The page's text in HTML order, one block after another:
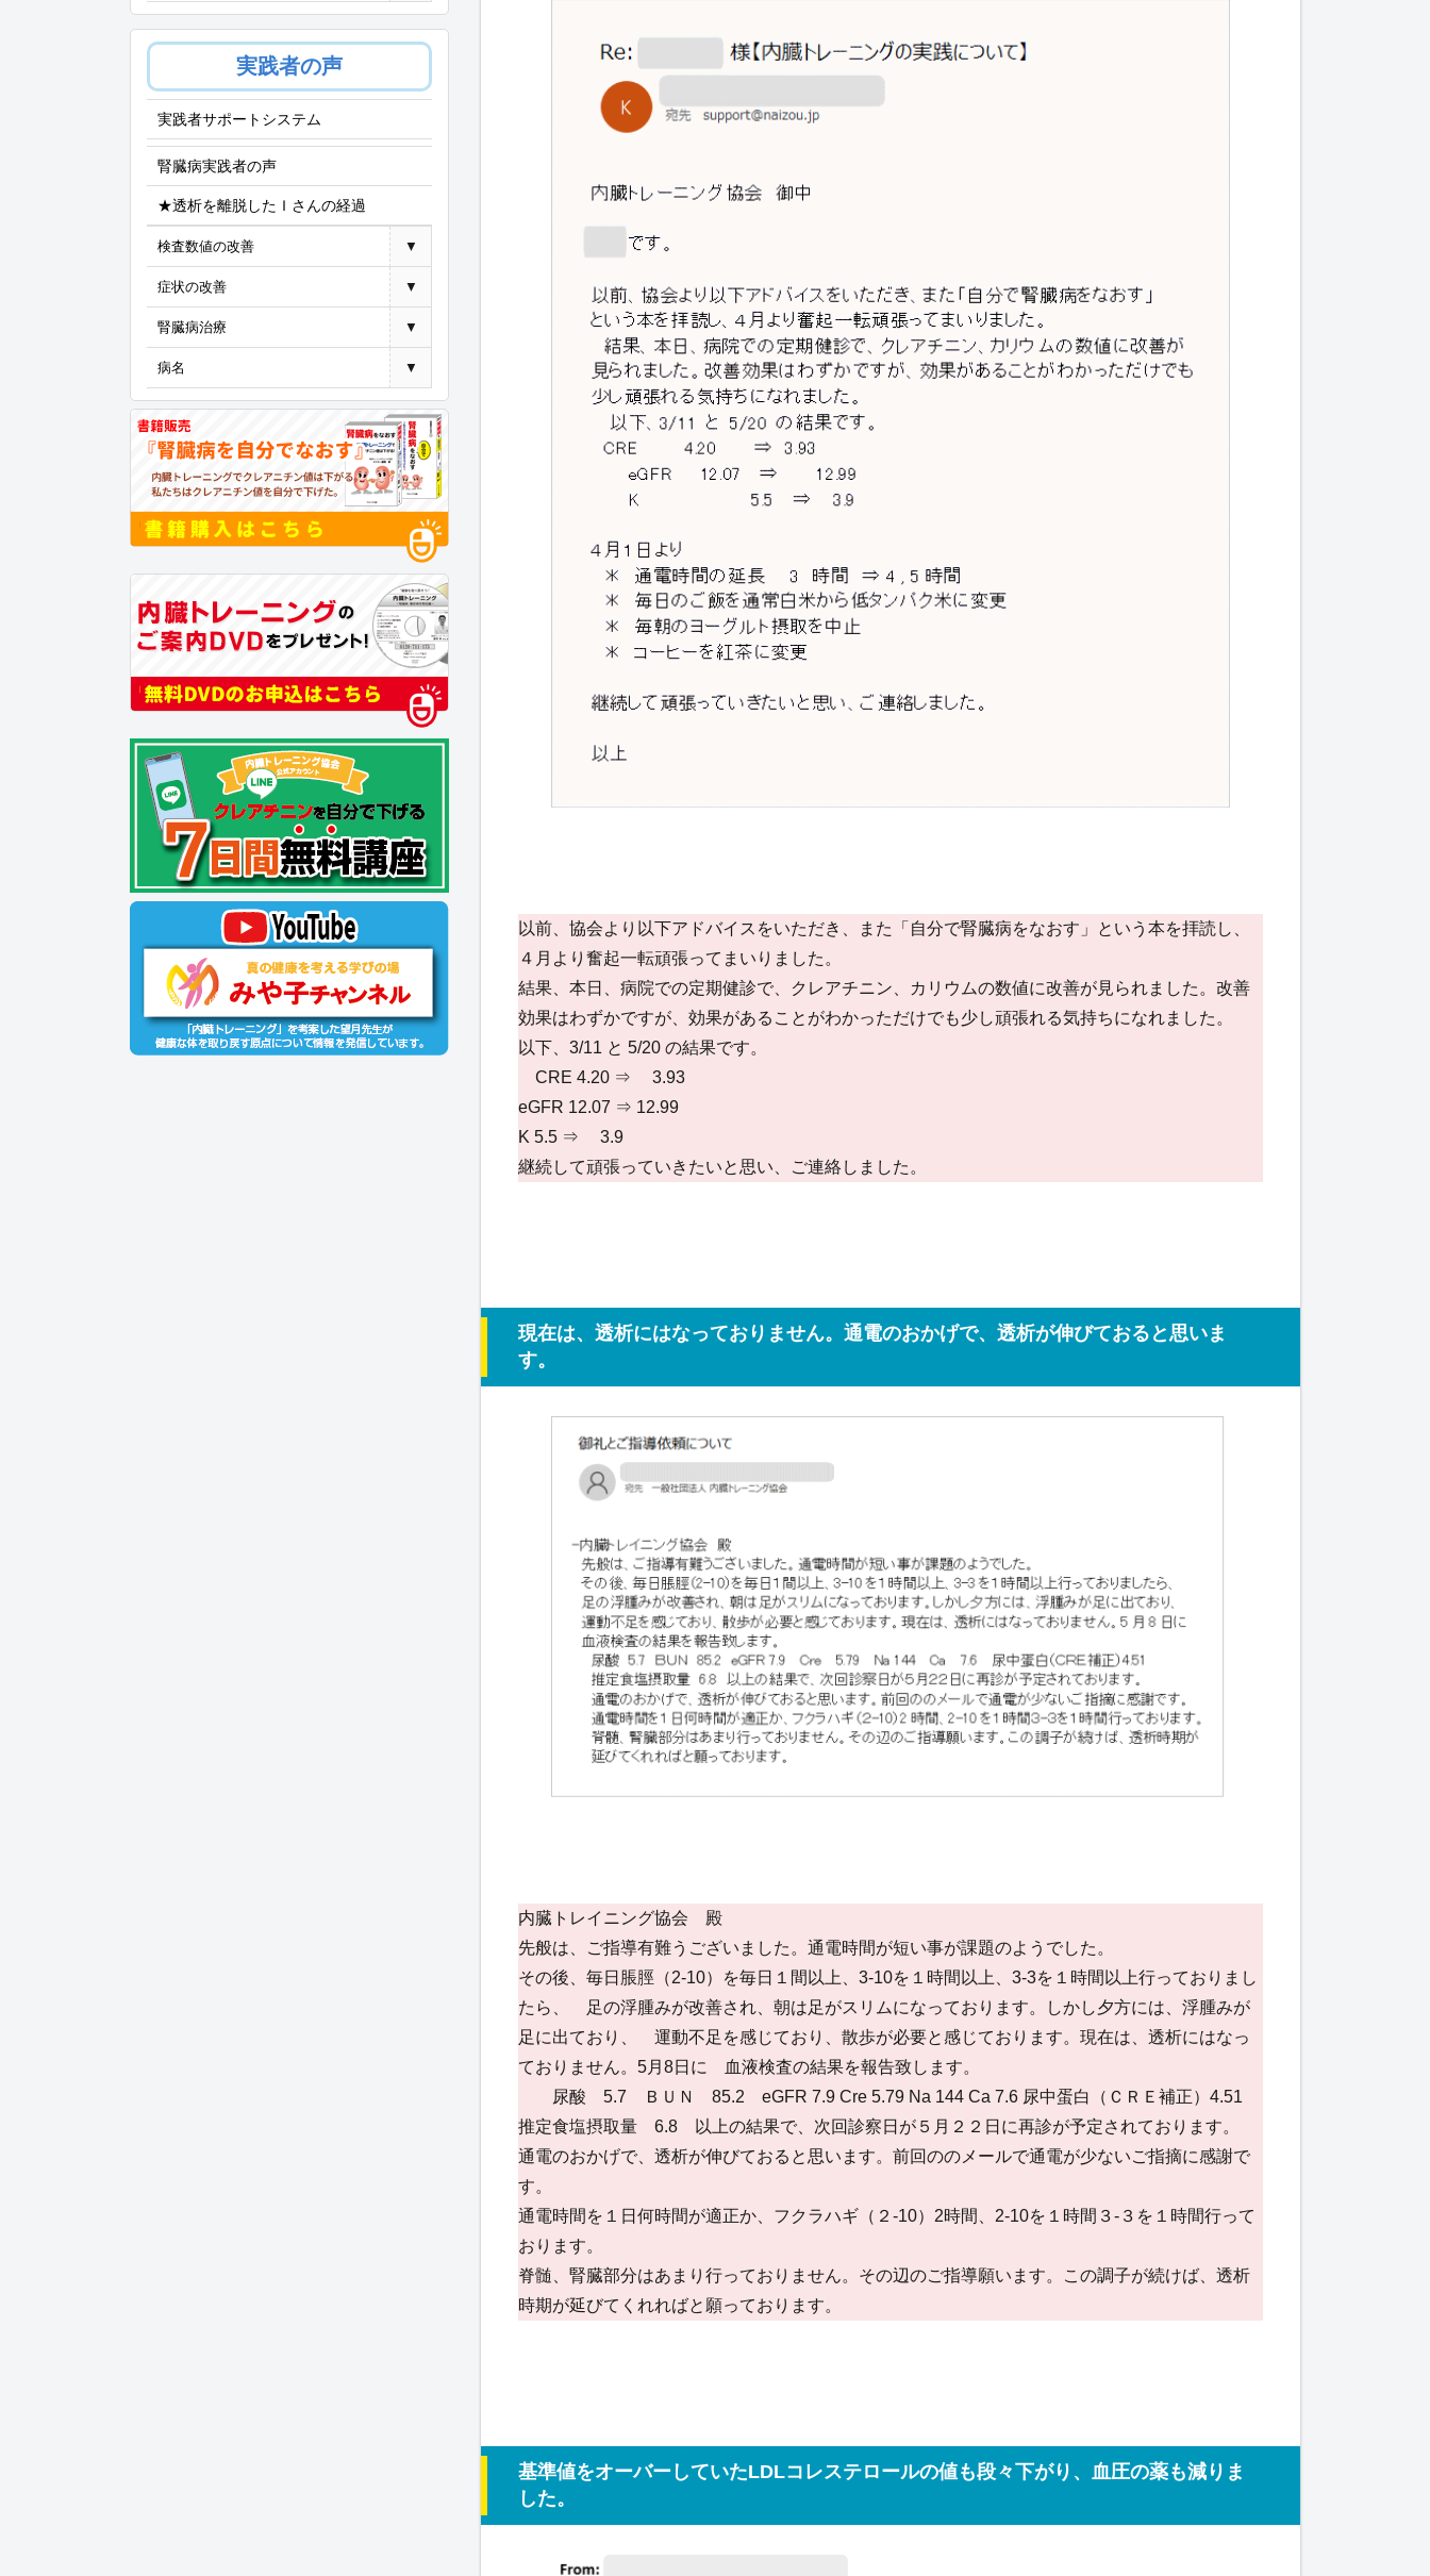
以前、協会より以下アドバイスをいただき、また「自分で腎臓病をなおす」という本を拝読し、
４月より奮起一転頑張ってまいりました。
結果、本日、病院での定期健診で、クレアチニン、カリウムの数値に改善が見られました。改善
効果はわずかですが、効果があることがわかっただけでも少し頑張れる気持ちになれました。
以下、3/11 と 5/20 の結果です。
CRE 4.20 ⇒ 3.93
eGFR 12.07 ⇒ 12.99
K 5.5 ⇒ 3.9
継続して頑張っていきたいと思い、ご連絡しました。
現在は、透析にはなっておりません。通電のおかげで、透析が伸びておると思いま
す。
内臓トレイニング協会 殿
先般は、ご指導有難うございました。通電時間が短い事が課題のようでした。
その後、毎日脹脛（2-10）を毎日１間以上、3-10を１時間以上、3-3を１時間以上行っておりまし
たら、 足の浮腫みが改善され、朝は足がスリムになっております。しかし夕方には、浮腫みが
足に出ており、 運動不足を感じており、散歩が必要と感じております。現在は、透析にはなっ
ておりません。5月8日に 血液検査の結果を報告致します。
尿酸 5.7 ＢＵＮ 85.2 eGFR 7.9 Cre 5.79 Na 144 Ca 7.6 尿中蛋白（ＣＲＥ補正）4.51
推定食塩摂取量 6.8 以上の結果で、次回診察日が５月２２日に再診が予定されております。
通電のおかげで、透析が伸びておると思います。前回ののメールで通電が少ないご指摘に感謝で
す。
通電時間を１日何時間が適正か、フクラハギ（２-10）2時間、2-10を１時間３-３を１時間行って
おります。
脊髄、腎臓部分はあまり行っておりません。その辺のご指導願います。この調子が続けば、透析
時期が延びてくれればと願っております。
基準値をオーバーしていたLDLコレステロールの値も段々下がり、血圧の薬も減りま
した。
実践者の声
実践者サポートシステム
腎臓病実践者の声
★透析を離脱したＩさんの経過
検査数値の改善 ▼
症状の改善 ▼
腎臓病治療 ▼
病名 ▼